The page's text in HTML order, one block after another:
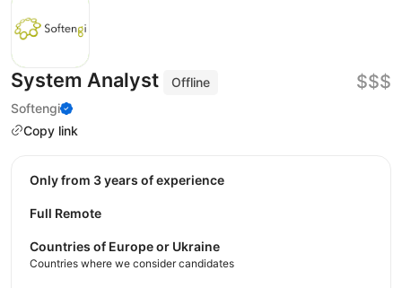
System Analyst
Offline
Softengi
Copy link
$$$
Only from 3 years of experience
Full Remote
Countries of Europe or Ukraine
Countries where we consider candidates